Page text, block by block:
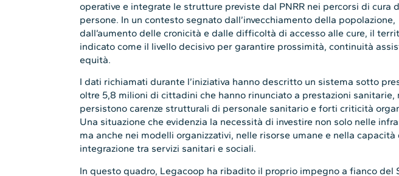
operative e integrate le strutture previste dal PNRR nei percorsi di cura
persone. In un contesto segnato dall’invecchiamento della popolazione,
dall’aumento delle cronicità e dalle difficoltà di accesso alle cure, il
indicato come il livello decisivo per garantire prossimità, continuità
equità.
I dati richiamati durante l’iniziativa hanno descritto un sistema sotto
oltre 5,8 milioni di cittadini che hanno rinunciato a prestazioni sanitarie,
persistono carenze strutturali di personale sanitario e forti criticità
Una situazione che evidenzia la necessità di investire non solo nelle
ma anche nei modelli organizzativi, nelle risorse umane e nella capacità
integrazione tra servizi sanitari e sociali.
In questo quadro, Legacoop ha ribadito il proprio impegno a fianco del